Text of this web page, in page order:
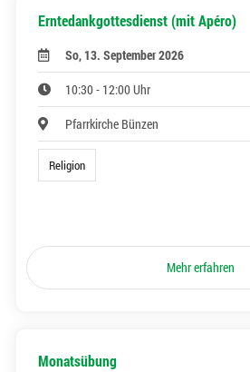
Erntedankgottesdienst (mit Apéro)
So, 13. September 2026
10:30 - 12:00 Uhr
Pfarrkirche Bünzen
Religion
Mehr erfahren
Monatsübung